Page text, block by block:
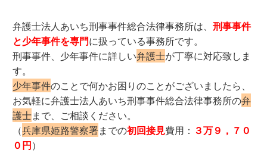
弁護士法人あいち刑事事件総合法律事務所は、刑事事件
と少年事件を専門に扱っている事務所です。
刑事事件、少年事件に詳しい弁護士が丁寧に対応致しま
す。
少年事件のことで何かお困りのことがございましたら、
お気軽に弁護士法人あいち刑事事件総合法律事務所の弁
護士まで、ご相談ください。
（兵庫県姫路警察署までの初回接見費用： ３万９，７０
０円）